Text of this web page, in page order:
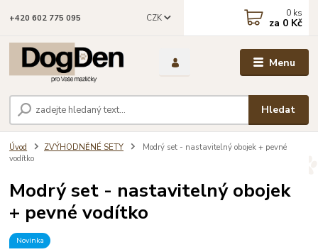
Menu
CZK
Hledat
+420 602 775 095 0 ks
za 0 Kč
Úvod ZVÝHODNĚNÉ SETY
Modrý set - nastavitelný obojek + pevné
vodítko
Modrý set - nastavitelný obojek
+ pevné vodítko
Novinka